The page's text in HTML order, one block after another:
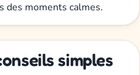
des moments calmes.
simples